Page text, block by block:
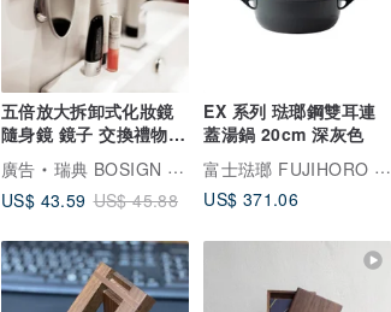
五倍放大拆卸式化妝鏡
隨身鏡 鏡子 交換禮物
美妝小物
廣告
瑞典 BOSIGN Stockholm 家居用品
US$ 43.59 US$ 45.88
EX 系列 琺瑯鋼雙耳連
蓋湯鍋 20cm 深灰色
富士琺瑯 FUJIHORO JAPAN
US$ 371.06